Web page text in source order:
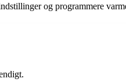
og programmere